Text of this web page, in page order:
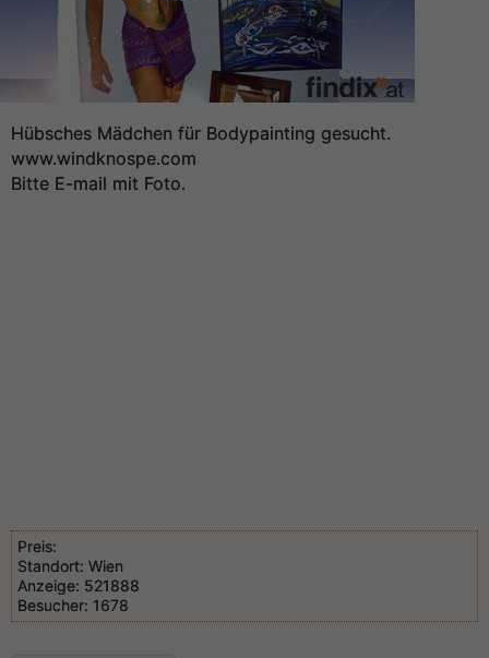
Hübsches Mädchen für Bodypainting gesucht.
www.windknospe.com
Bitte E-mail mit Foto.
Preis:
Standort: Wien
Anzeige: 521888
Besucher: 1678